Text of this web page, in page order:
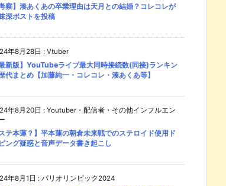
考察】湊あくあの卒業理由は天月との結婚？コレコレが
深ポストを投稿
年8月28日 : Vtuber
最新版】YouTubeライブ最大同時接続数(同接)ランキン
代まとめ【加藤純一・コレコレ・湊あくあ等】
年8月20日 : Youtuber・配信者・その他インフルエン
ステ本蓮？】平本蓮の朝倉未来戦でのステロイド使用ド
ング疑惑と音声データ書き起こし
年8月1日 : パリオリンピック2024